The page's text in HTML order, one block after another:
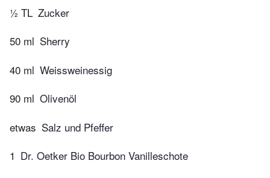
½ TL Zucker
50 ml Sherry
40 ml Weissweinessig
90 ml Olivenöl
etwas Salz und Pfeffer
1 Dr. Oetker Bio Bourbon Vanilleschote